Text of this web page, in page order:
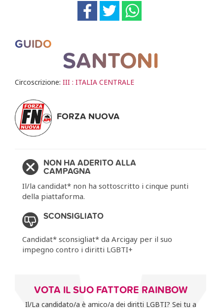
GUIDO
SANTONI
Circoscrizione: III : ITALIA CENTRALE
FORZA NUOVA
NON HA ADERITO ALLA
CAMPAGNA
Il/la candidat* non ha sottoscritto i cinque punti
della piattaforma.
SCONSIGLIATO
Candidat* sconsigliat* da Arcigay per il suo
impegno contro i diritti LGBTI+
VOTA IL SUO FATTORE RAINBOW
Il/La candidato/a è amico/a dei diritti LGBTI? Sei tu a